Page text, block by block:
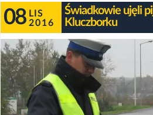
08 LIS
2016
Świadkowie ujęli
Kluczborku